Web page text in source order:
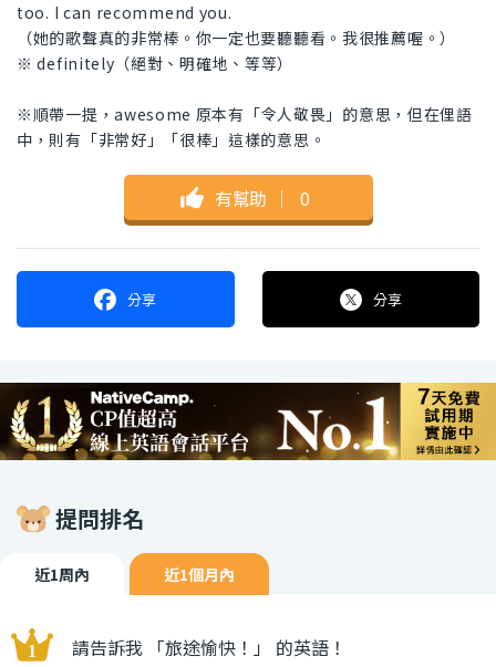
too. I can recommend you.
（她的歌聲真的非常棒。你一定也要聽聽看。我很推薦喔。）
※ definitely（絕對、明確地、等等）
※順帶一提，awesome 原本有「令人敬畏」的意思，但在俚語
中，則有「非常好」「很棒」這樣的意思。
有幫助 ｜ 0
分享 分享
提問排名
近1周內 近1個月內
請告訴我 「旅途愉快！」 的英語！